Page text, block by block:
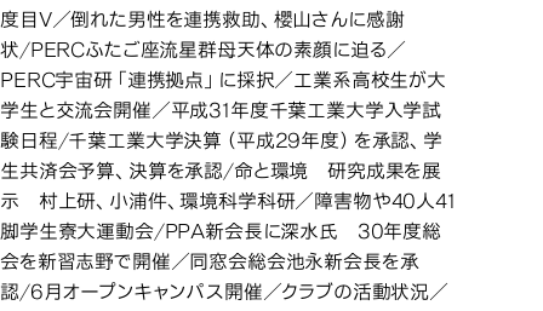
度目V／倒れた男性を連携救助、櫻山さんに感謝
状/PERCふたご座流星群母天体の素顔に迫る／
PERC宇宙研「連携拠点」に採択／工業系高校生が大
学生と交流会開催／平成31年度千葉工業大学入学試
験日程/千葉工業大学決算（平成29年度）を承認、学
生共済会予算、決算を承認/命と環境 研究成果を展
示 村上研、小浦件、環境科学科研／障害物や40人41
脚学生寮大運動会/PPA新会長に深水氏 30年度総
会を新習志野で開催／同窓会総会池永新会長を承
認/6月オープンキャンパス開催／クラブの活動状況／